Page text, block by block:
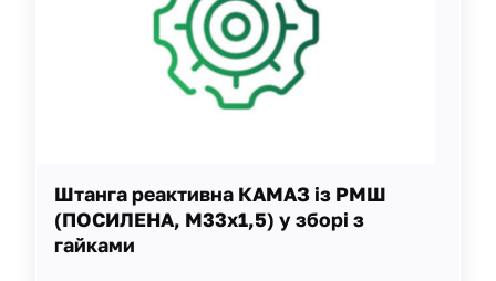
Штанга реактивна КАМАЗ із РМШ
(ПОСИЛЕНА, М33х1,5) у зборі з
гайками